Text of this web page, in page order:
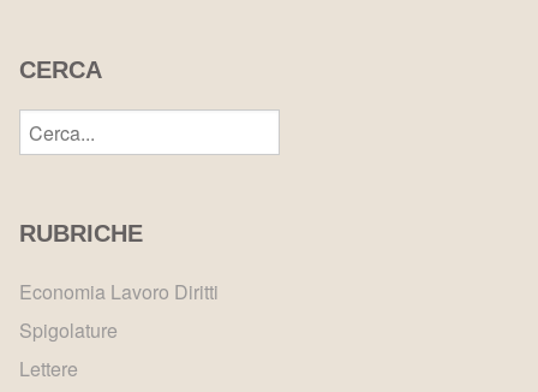
CERCA
RUBRICHE
Economia Lavoro Diritti
Spigolature
Lettere